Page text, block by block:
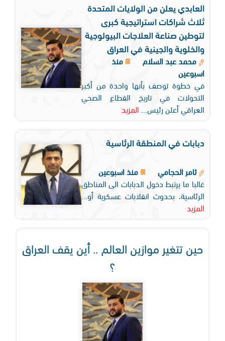
العابدي يعلن من الولايات المتحدة
ثلاث شراكات استراتيجية كبرى
لتوطين صناعة العلاجات البيولوجية
والخلوية والجينية في العراق
محمد عبد السلام
منذ
اسبوعين
في خطوة توصف بأنها واحدة من أكبر
التحولات في تاريخ القطاع الصحي
العراقي أعلن رئيس...
المزيد
دبابات في المنطقة الرئاسية
ثامر الحجامي
منذ اسبوعين
غالبا ما يرتبط دخول الدبابات الى المناطق
الرئاسية، بحدوث انقلابات عسكرية أو...
المزيد
حين تتغير موازين العالم .. أين يقف العراق
؟